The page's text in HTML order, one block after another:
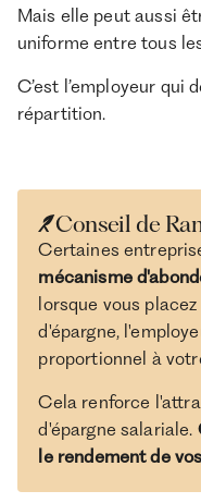
Mais elle peut aussi
uniforme entre tous
C’est l’employeur qui
répartition.
Conseil de
Certaines
mécanisme
lorsque vous
d'épargne,
proportionnel à
Cela renforce
d'épargne salariale.
le rendement de